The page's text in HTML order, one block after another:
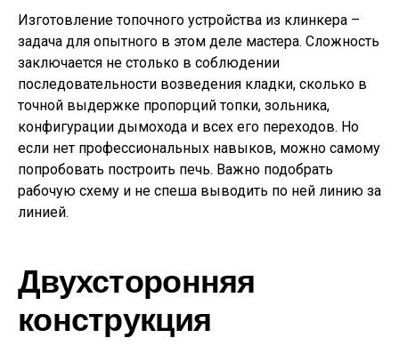
Изготовление топочного устройства из клинкера –
задача для опытного в этом деле мастера. Сложность
заключается не столько в соблюдении
последовательности возведения кладки, сколько в
точной выдержке пропорций топки, зольника,
конфигурации дымохода и всех его переходов. Но
если нет профессиональных навыков, можно самому
попробовать построить печь. Важно подобрать
рабочую схему и не спеша выводить по ней линию за
линией.
Двухсторонняя
конструкция